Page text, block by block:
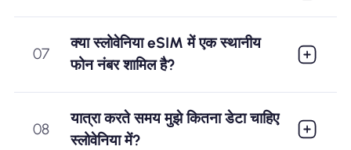
07
क्या स्लोवेनिया eSIM में एक स्थानीय
फोन नंबर शामिल है?
08
यात्रा करते समय मुझे कितना डेटा चाहिए
स्लोवेनिया में?